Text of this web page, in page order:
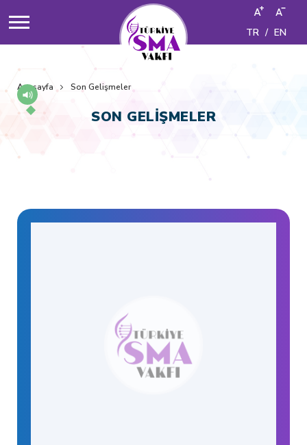
TR / EN
Anasayfa Son Gelişmeler
SON GELİŞMELER